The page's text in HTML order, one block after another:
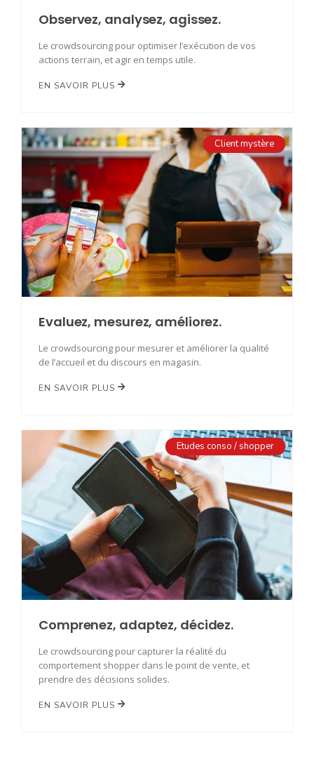
Observez, analysez, agissez.
Le crowdsourcing pour optimiser l’exécution de vos
actions terrain, et agir en temps utile.
EN SAVOIR PLUS
Client mystère
Evaluez, mesurez, améliorez.
Le crowdsourcing pour mesurer et améliorer la qualité
de l’accueil et du discours en magasin.
EN SAVOIR PLUS
Etudes conso / shopper
Comprenez, adaptez, décidez.
Le crowdsourcing pour capturer la réalité du
comportement shopper dans le point de vente, et
prendre des décisions solides.
EN SAVOIR PLUS